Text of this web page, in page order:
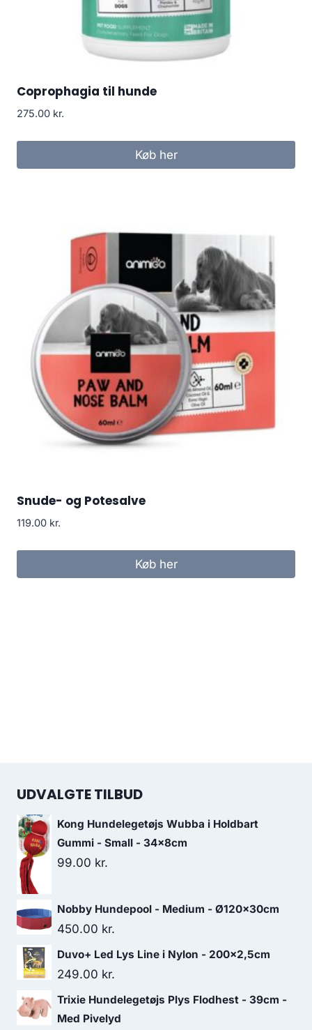
Coprophagia til hunde
275.00 kr.
Køb her
Snude- og Potesalve
119.00 kr.
Køb her
UDVALGTE TILBUD
Kong Hundelegetøjs Wubba i Holdbart
Gummi - Small - 34x8cm
99.00 kr.
Nobby Hundepool - Medium - Ø120x30cm
450.00 kr.
Duvo+ Led Lys Line i Nylon - 200x2,5cm
249.00 kr.
Trixie Hundelegetøjs Plys Flodhest - 39cm -
Med Pivelyd